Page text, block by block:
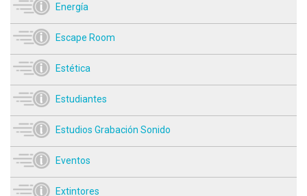
Energía
Escape Room
Estética
Estudiantes
Estudios Grabación Sonido
Eventos
Extintores